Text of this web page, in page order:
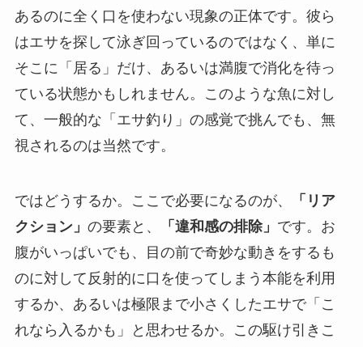
あるのに全く口を使わない現象の正体です。彼ら
はエサを探して泳ぎ回っているのではなく、単に
そこに「居る」だけ、あるいは満腹で消化を待っ
ている状態かもしれません。このような魚に対し
て、一般的な「エサ釣り」の感覚で挑んでも、無
視されるのは当然です。
ではどうするか。ここで必要になるのが、
「リア
クション」 の要素と、 「違和感の排除」 です。お
腹がいっぱいでも、目の前で奇妙な動きをするも
のに対して反射的に口を使ってしまう本能を利用
するか、あるいは極限まで小さくしたエサで「こ
れなら入るかも」と思わせるか。この駆け引きこ